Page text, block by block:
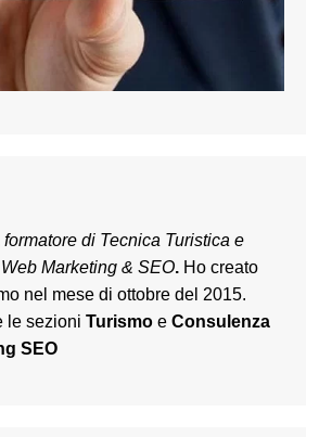
formatore di Tecnica Turistica e
Marketing & SEO. Ho creato
nel mese di ottobre del 2015.
le sezioni Turismo e Consulenza
SEO